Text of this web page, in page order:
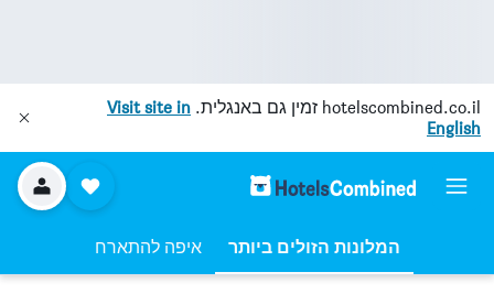
hotelscombined.co.il זמין גם באנגלית. Visit site in
English
המלונות הזולים ביותר איפה להתארח